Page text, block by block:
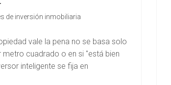
de inversión inmobiliaria
vale la pena no se basa solo
metro cuadrado o en si "está bien
inteligente se fija en